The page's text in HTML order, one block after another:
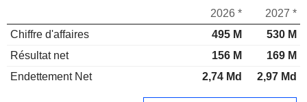
2026 *
2027 *
Chiffre d'affaires
495 M
530 M
Résultat net
156 M
169 M
Endettement Net
2,74 Md 2,97 Md